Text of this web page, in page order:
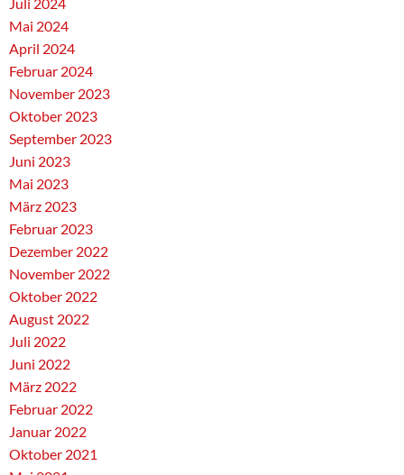
Juli 2024
Mai 2024
April 2024
Februar 2024
November 2023
Oktober 2023
September 2023
Juni 2023
Mai 2023
März 2023
Februar 2023
Dezember 2022
November 2022
Oktober 2022
August 2022
Juli 2022
Juni 2022
März 2022
Februar 2022
Januar 2022
Oktober 2021